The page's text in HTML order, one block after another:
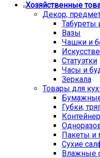
Хозяйственные
Декор,
Табуреты
Вазы
Чашки и
Статуэтки
Часы и
Зеркала
Товары для
Губки,
Пакеты и
Сухие
Влажные